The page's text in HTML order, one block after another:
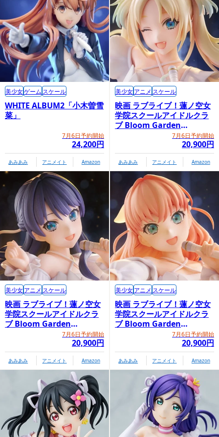
WHITE ALBUM2「小木曽雪
菜」
7月6日予約開始
24,200円
美少女ゲーム スケール
あみあみ アニメイト Amazon
映画 ラブライブ！蓮ノ空女
学院スクールアイドルクラ
ブ Bloom Garden
Party「大沢瑠璃乃」7月6日予約開始
20,900円
美少女アニメ スケール
あみあみ アニメイト Amazon
映画 ラブライブ！蓮ノ空女
学院スクールアイドルクラ
ブ Bloom Garden
Party「村野さやか」7月6日予約開始
20,900円
美少女アニメ スケール
あみあみ アニメイト Amazon
映画 ラブライブ！蓮ノ空女
学院スクールアイドルクラ
ブ Bloom Garden
Party「日野下花帆」7月6日予約開始
20,900円
美少女アニメ スケール
あみあみ アニメイト Amazon